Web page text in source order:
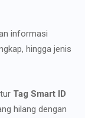
informasi
hingga jenis
Tag Smart ID
hilang dengan